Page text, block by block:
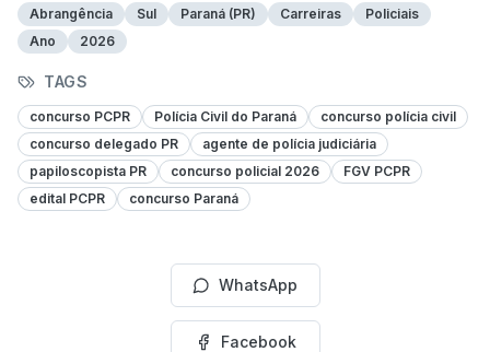
Abrangência Sul Paraná (PR) Carreiras
Policiais
Ano
2026
TAGS
concurso PCPR Polícia Civil do Paraná
concurso polícia civil
concurso delegado PR
agente de polícia judiciária
papiloscopista PR
concurso policial 2026
FGV PCPR
edital PCPR
concurso Paraná
WhatsApp
Facebook